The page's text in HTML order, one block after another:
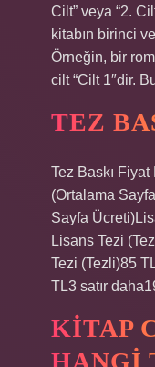
Cilt” veya “2.
kitabın birinci
Örneğin, bir
cilt “Cilt 1″dir.
TEZ
Tez Baskı
(Ortalama
Sayfa
Lisans Tezi
Tezi (Tezli)85
TL3 satır
KITAP
HANGI